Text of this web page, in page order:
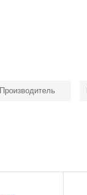
Производитель